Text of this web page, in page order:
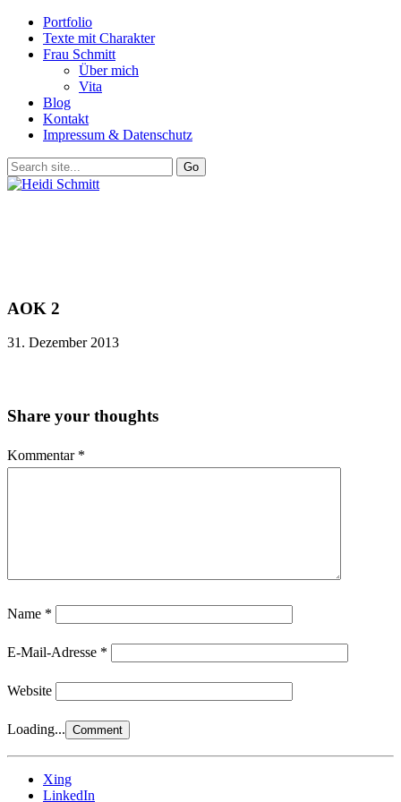
Portfolio
Texte mit Charakter
Frau Schmitt
Über mich
Vita
Blog
Kontakt
Impressum & Datenschutz
AOK 2
31. Dezember 2013
Share your thoughts
Kommentar *
Name *
E-Mail-Adresse *
Website
Loading...
Xing
LinkedIn